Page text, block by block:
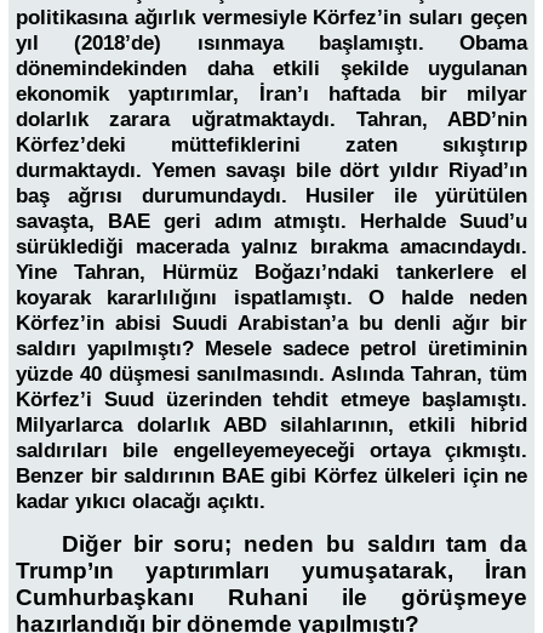
politikasına ağırlık vermesiyle Körfez’in suları geçen
yıl (2018’de) ısınmaya başlamıştı. Obama
dönemindekinden daha etkili şekilde uygulanan
ekonomik yaptırımlar, İran’ı haftada bir milyar
dolarlık zarara uğratmaktaydı. Tahran, ABD’nin
Körfez’deki müttefiklerini zaten sıkıştırıp
durmaktaydı. Yemen savaşı bile dört yıldır Riyad’ın
baş ağrısı durumundaydı. Husiler ile yürütülen
savaşta, BAE geri adım atmıştı. Herhalde Suud’u
sürüklediği macerada yalnız bırakma amacındaydı.
Yine Tahran, Hürmüz Boğazı’ndaki tankerlere el
koyarak kararlılığını ispatlamıştı. O halde neden
Körfez’in abisi Suudi Arabistan’a bu denli ağır bir
saldırı yapılmıştı? Mesele sadece petrol üretiminin
yüzde 40 düşmesi sanılmasındı. Aslında Tahran, tüm
Körfez’i Suud üzerinden tehdit etmeye başlamıştı.
Milyarlarca dolarlık ABD silahlarının, etkili hibrid
saldırıları bile engelleyemeyeceği ortaya çıkmıştı.
Benzer bir saldırının BAE gibi Körfez ülkeleri için ne
kadar yıkıcı olacağı açıktı.
Diğer bir soru; neden bu saldırı tam da
Trump’ın yaptırımları yumuşatarak, İran
Cumhurbaşkanı Ruhani ile görüşmeye
hazırlandığı bir dönemde yapılmıştı?